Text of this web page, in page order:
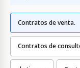
Contratos de
Contratos de venta.